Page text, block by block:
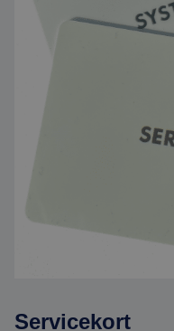
Servicekort